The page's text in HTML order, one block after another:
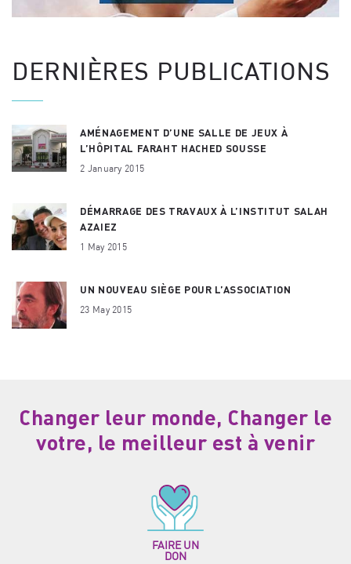
DERNIÈRES PUBLICATIONS
AMÉNAGEMENT D’UNE SALLE DE JEUX À
L’HÔPITAL FARAHT HACHED SOUSSE
2 January 2015
DÉMARRAGE DES TRAVAUX À L’INSTITUT SALAH
AZAIEZ
1 May 2015
UN NOUVEAU SIÈGE POUR L’ASSOCIATION
23 May 2015
Changer leur monde, Changer le
votre, le meilleur est à venir
FAIRE UN
DON